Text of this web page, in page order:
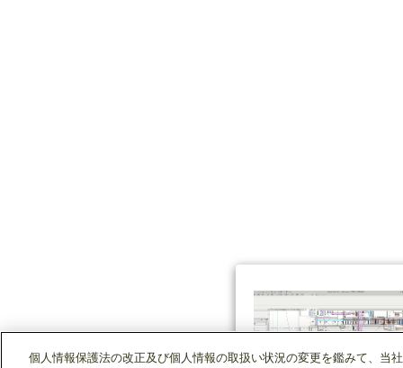
個人情報保護法の改正及び個人情報の取扱い状況の変更を鑑みて、当